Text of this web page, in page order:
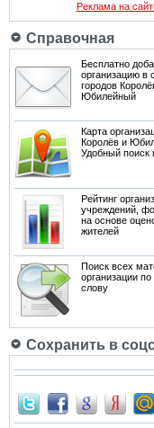
Реклама на
Справочная
Бесплатно
организацию в
городов
Юбилейный
Карта
Королёв и
Удобный поиск
Рейтинг
учреждений,
на основе
жителей
Поиск всех
организации
слову
Сохранить в